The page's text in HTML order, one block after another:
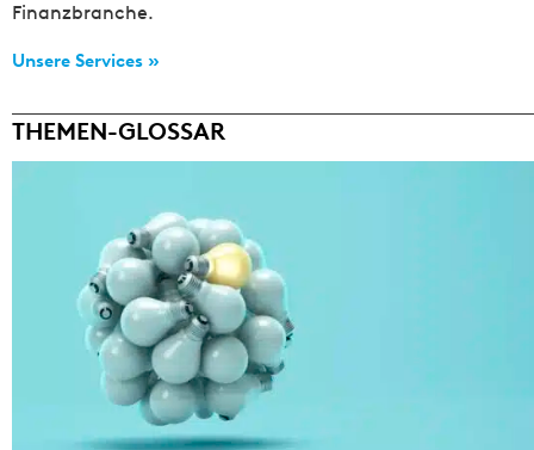
Finanzbranche.
Unsere Services »
THEMEN-GLOSSAR